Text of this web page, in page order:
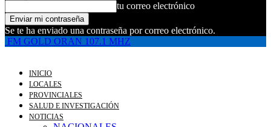
tu correo electrónico
Se te ha enviado una contraseña por correo electrónico.
FM GOLD ORAN 107.1 MHZ
INICIO
LOCALES
PROVINCIALES
SALUD E INVESTIGACIÓN
NOTICIAS